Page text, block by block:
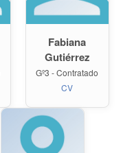
Fabiana
Gutiérrez
Gº3 - Contratado
CV